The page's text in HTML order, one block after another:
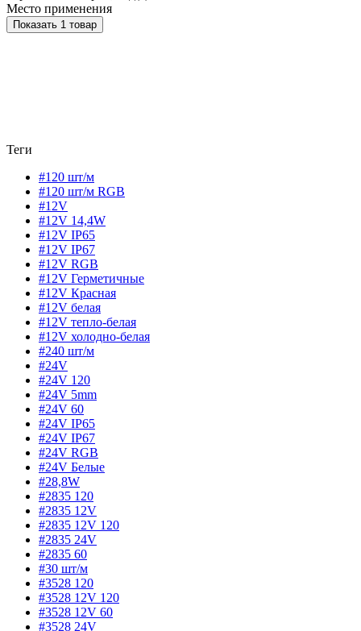
Место применения
Показать 1 товар
Теги
#120 шт/м
#120 шт/м RGB
#12V
#12V 14,4W
#12V IP65
#12V IP67
#12V RGB
#12V Герметичные
#12V Красная
#12V белая
#12V тепло-белая
#12V холодно-белая
#240 шт/м
#24V
#24V 120
#24V 5mm
#24V 60
#24V IP65
#24V IP67
#24V RGB
#24V Белые
#28,8W
#2835 120
#2835 12V
#2835 12V 120
#2835 24V
#2835 60
#30 шт/м
#3528 120
#3528 12V 120
#3528 12V 60
#3528 24V